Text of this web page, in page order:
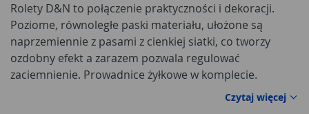
Rolety D&N to połączenie praktyczności i dekoracji.
Poziome, równoległe paski materiału, ułożone są
naprzemiennie z pasami z cienkiej siatki, co tworzy
ozdobny efekt a zarazem pozwala regulować
zaciemnienie. Prowadnice żyłkowe w komplecie.
Czytaj więcej